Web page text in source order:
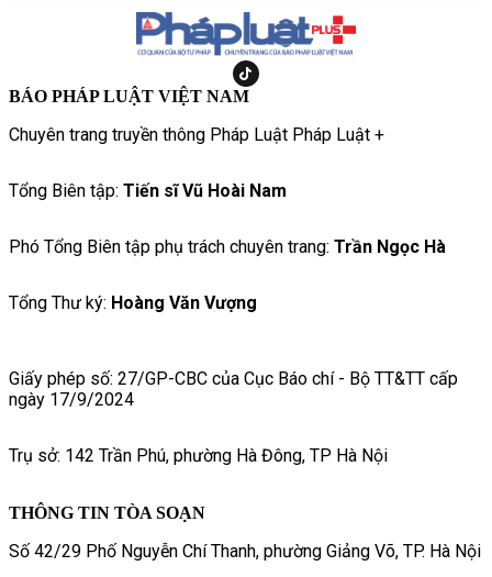
BÁO PHÁP LUẬT VIỆT NAM
Chuyên trang truyền thông Pháp Luật Pháp Luật +
Tổng Biên tập: Tiến sĩ Vũ Hoài Nam
Phó Tổng Biên tập phụ trách chuyên trang: Trần Ngọc Hà
Tổng Thư ký: Hoàng Văn Vượng
Giấy phép số: 27/GP-CBC của Cục Báo chí - Bộ TT&TT cấp
ngày 17/9/2024
Trụ sở: 142 Trần Phú, phường Hà Đông, TP Hà Nội
THÔNG TIN TÒA SOẠN
Số 42/29 Phố Nguyễn Chí Thanh, phường Giảng Võ, TP. Hà Nội